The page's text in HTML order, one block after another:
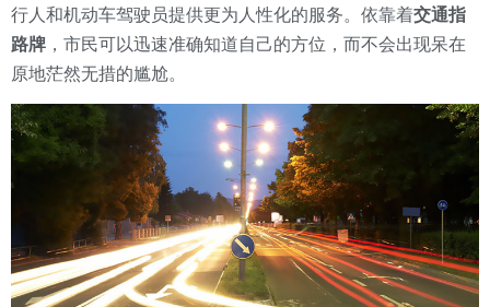
行人和机动车驾驶员提供更为人性化的服务。依靠着交通指
路牌 ，市民可以迅速准确知道自己的方位，而不会出现呆在
原地茫然无措的尴尬。